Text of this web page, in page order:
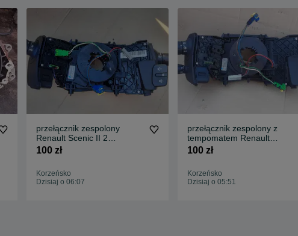
przełącznik zespolony
Renault Scenic II 2
61880051
100 zł
Korzeńsko
Dzisiaj o 06:07
przełącznik zespolony z
tempomatem Renault
Scenic II 2 61880052
100 zł
Korzeńsko
Dzisiaj o 05:51